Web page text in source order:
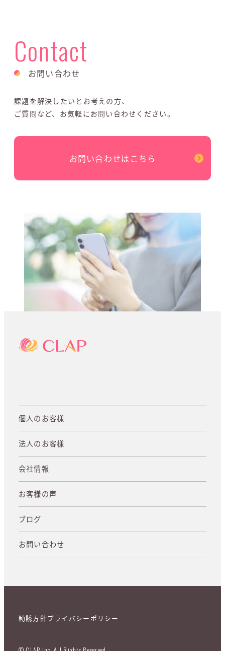
Contact
お問い合わせ
課題を解決したいとお考えの方、
ご質問など、お気軽にお問い合わせください。
お問い合わせはこちら
個人のお客様
法人のお客様
会社情報
お客様の声
ブログ
お問い合わせ
勧誘方針プライバシーポリシー